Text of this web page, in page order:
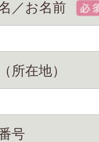
／お名前
所在地）
号